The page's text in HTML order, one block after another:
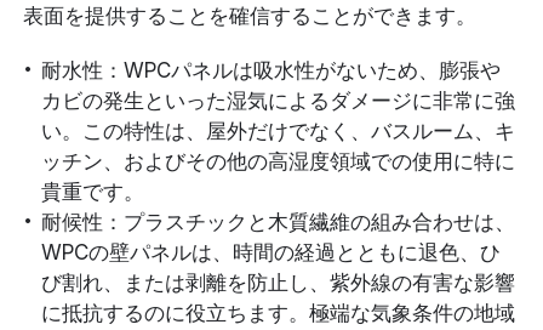
表面を提供することを確信することができます。
耐水性：WPCパネルは吸水性がないため、膨張や
カビの発生といった湿気によるダメージに非常に強
い。この特性は、屋外だけでなく、バスルーム、キ
ッチン、およびその他の高湿度領域での使用に特に
貴重です。
耐候性：プラスチックと木質繊維の組み合わせは、
WPCの壁パネルは、時間の経過とともに退色、ひ
び割れ、または剥離を防止し、紫外線の有害な影響
に抵抗するのに役立ちます。極端な気象条件の地域